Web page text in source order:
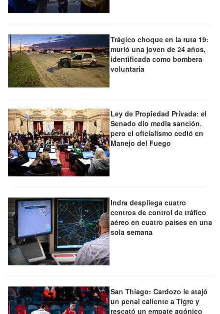
Trágico choque en la ruta 19:
murió una joven de 24 años,
identificada como bombera
voluntaria
Ley de Propiedad Privada: el
Senado dio media sanción,
pero el oficialismo cedió en
Manejo del Fuego
Indra despliega cuatro
centros de control de tráfico
aéreo en cuatro países en una
sola semana
San Thiago: Cardozo le atajó
un penal caliente a Tigre y
rescató un empate agónico